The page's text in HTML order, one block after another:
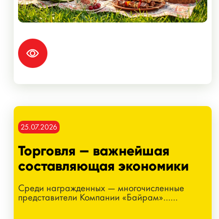
25.07.2026
Торговля — важнейшая
составляющая экономики
Среди награжденных — многочисленные
представители Компании «Байрам»…...